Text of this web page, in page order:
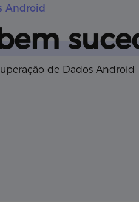
Android
de Dados Android